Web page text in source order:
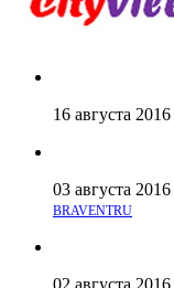
16 августа 2016
03 августа 2016
BRAVENTRU
02 августа 2016